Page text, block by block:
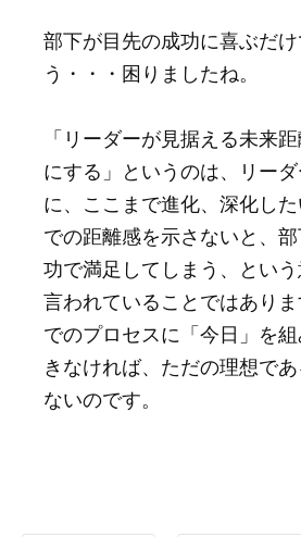
部下が目先の成功に喜ぶだ
う・・・困りましたね。
「リーダーが見据える未来
にする」というのは、リー
に、ここまで進化、深化し
での距離感を示さないと、
功で満足してしまう、という
言われていることではあり
でのプロセスに「今日」を
きなければ、ただの理想であ
ないのです。